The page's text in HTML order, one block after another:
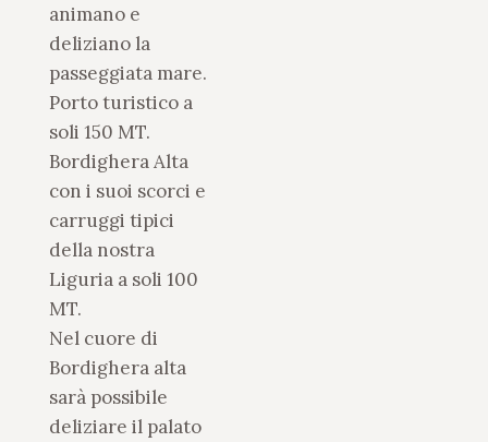
animano e
deliziano la
passeggiata mare.
Porto turistico a
soli 150 MT.
Bordighera Alta
con i suoi scorci e
carruggi tipici
della nostra
Liguria a soli 100
MT.
Nel cuore di
Bordighera alta
sarà possibile
deliziare il palato